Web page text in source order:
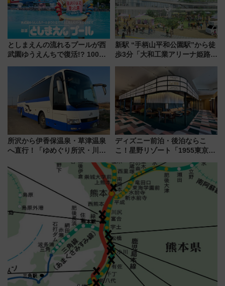
としまえんの流れるプールが西
武園ゆうえんちで復活!? 100周
イダー」に注目 2026年夏は所
沢へ遊びに行こう
新駅 “手柄山平和公園駅”から徒
歩3分「大和工業アリーナ姫路」
大相撲巡業など 豪華イベントと
所沢から伊香保温泉・草津温泉
へ直行！「ゆめぐり所沢・川越
軽に 運行ダイヤ・運賃を解説
ディズニー前泊・後泊ならこ
こ！星野リゾート「1955東京ベ
つの理由 無料バス＆24時間サー
ビスで混雑回避